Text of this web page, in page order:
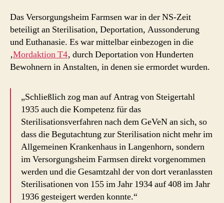
Das Versorgungsheim Farmsen war in der NS-Zeit
beteiligt an Sterilisation, Deportation, Aussonderung
und Euthanasie. Es war mittelbar einbezogen in die
‚Mordaktion T4‚ durch Deportation von Hunderten
Bewohnern in Anstalten, in denen sie ermordet wurden.
„Schließlich zog man auf Antrag von Steigertahl
1935 auch die Kompetenz für das
Sterilisationsverfahren nach dem GeVeN an sich, so
dass die Begutachtung zur Sterilisation nicht mehr im
Allgemeinen Krankenhaus in Langenhorn, sondern
im Versorgungsheim Farmsen direkt vorgenommen
werden und die Gesamtzahl der von dort veranlassten
Sterilisationen von 155 im Jahr 1934 auf 408 im Jahr
1936 gesteigert werden konnte.“